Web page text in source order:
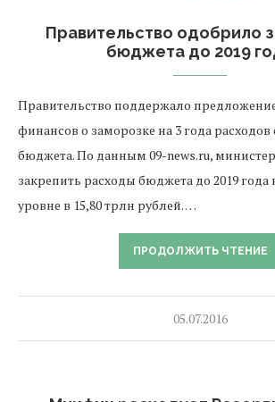
Правительство одобрило
бюджета до 2019
Правительство поддержало
финансов о заморозке на 3 года
бюджета. По данным 09-news.ru,
закрепить расходы бюджета до 2019
уровне в 15,80 трлн рублей. …
ПРОДОЛЖИТЬ ЧТЕНИЕ
05.07.2016